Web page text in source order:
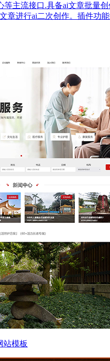
等主流接口.具备ai文章批量
章进行ai二次创作。插件功
站模板